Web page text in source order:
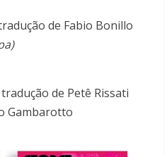
de Fabio Bonillo
de Petê Rissati
Gambarotto